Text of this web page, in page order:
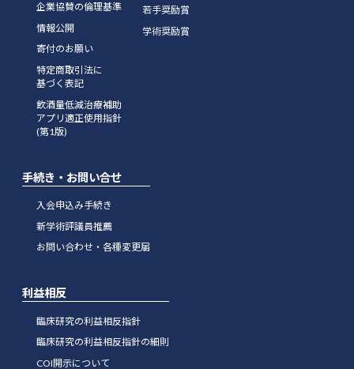
企業協賛の倫理基準
情報公開
寄付のお願い
特定商取引法に
基づく表記
飲酒量低減治療補助
アプリ適正使用指針
(第1版)
若手奨励賞
学術奨励賞
手続き・お問い合せ
入会申込み手続き
新学術評議員推薦
お問い合わせ・各種変更届
利益相反
臨床研究の利益相反指針
臨床研究の利益相反指針の細則
COI開示について